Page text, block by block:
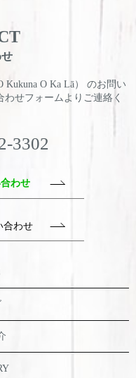
Kukuna O Ka Lā） のお問い
せフォームよりご連絡く
3302
わせ
合わせ